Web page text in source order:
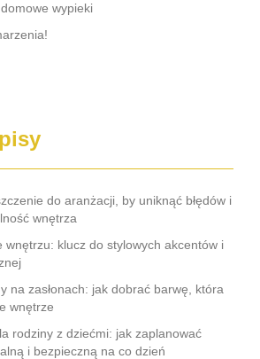
wypieki
do aranżacji, by uniknąć błędów i
wnętrza
wnętrzu: klucz do stylowych akcentów i
na zasłonach: jak dobrać barwę, która
wnętrze
rodziny z dziećmi: jak zaplanować
i bezpieczną na co dzień